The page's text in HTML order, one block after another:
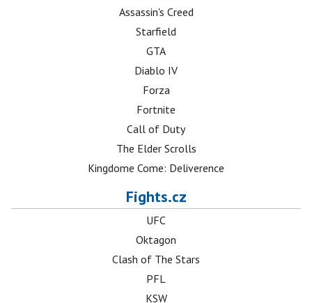
Assassin's Creed
Starfield
GTA
Diablo IV
Forza
Fortnite
Call of Duty
The Elder Scrolls
Kingdome Come: Deliverence
Fights.cz
UFC
Oktagon
Clash of The Stars
PFL
KSW